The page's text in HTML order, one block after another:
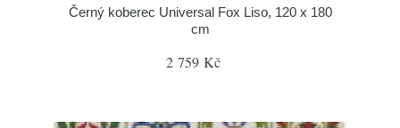
Černý koberec Universal Fox Liso, 120 x 180
cm
2 759 Kč